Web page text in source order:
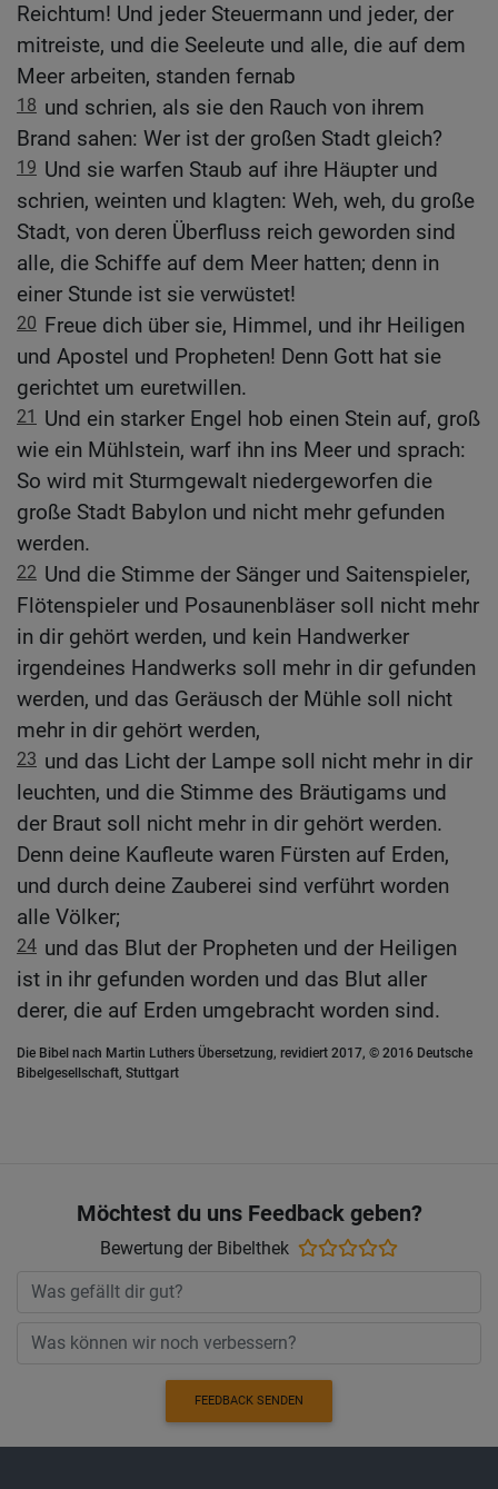
Reichtum! Und jeder Steuermann und jeder, der
mitreiste, und die Seeleute und alle, die auf dem
Meer arbeiten, standen fernab
18 und schrien, als sie den Rauch von ihrem
Brand sahen: Wer ist der großen Stadt gleich?
19 Und sie warfen Staub auf ihre Häupter und
schrien, weinten und klagten: Weh, weh, du große
Stadt, von deren Überfluss reich geworden sind
alle, die Schiffe auf dem Meer hatten; denn in
einer Stunde ist sie verwüstet!
20 Freue dich über sie, Himmel, und ihr Heiligen
und Apostel und Propheten! Denn Gott hat sie
gerichtet um euretwillen.
21
Und ein starker Engel hob einen Stein auf, groß
wie ein Mühlstein, warf ihn ins Meer und sprach:
So wird mit Sturmgewalt niedergeworfen die
große Stadt Babylon und nicht mehr gefunden
werden.
22 Und die Stimme der Sänger und Saitenspieler,
Flötenspieler und Posaunenbläser soll nicht mehr
in dir gehört werden, und kein Handwerker
irgendeines Handwerks soll mehr in dir gefunden
werden, und das Geräusch der Mühle soll nicht
mehr in dir gehört werden,
23 und das Licht der Lampe soll nicht mehr in dir
leuchten, und die Stimme des Bräutigams und
der Braut soll nicht mehr in dir gehört werden.
Denn deine Kaufleute waren Fürsten auf Erden,
und durch deine Zauberei sind verführt worden
alle Völker;
24 und das Blut der Propheten und der Heiligen
ist in ihr gefunden worden und das Blut aller
derer, die auf Erden umgebracht worden sind.
Die Bibel nach Martin Luthers Übersetzung, revidiert 2017, © 2016 Deutsche
Bibelgesellschaft, Stuttgart
Möchtest du uns Feedback geben?
Bewertung der Bibelthek
FEEDBACK SENDEN